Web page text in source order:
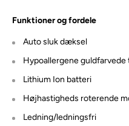
Funktioner og fordele
Auto sluk dæksel
Hypoallergene
Lithium Ion batteri
Højhastigheds roterende
Ledning/ledningsfri